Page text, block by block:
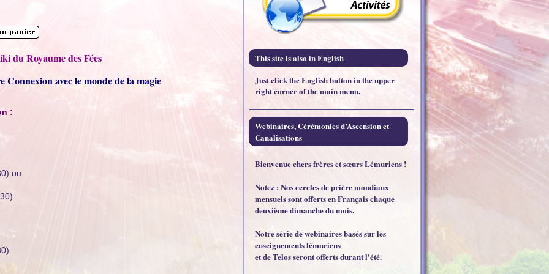
du Royaume des Fées
avec le monde de la magie
:
ou
This site is also in English
Just click the English button in the upper
right corner of the main menu.
Webinaires, Cérémonies d’Ascension et
Canalisations
Bienvenue chers frères et sœurs Lémuriens !
Notez : Nos cercles de prière mondiaux
mensuels sont offerts en Français chaque
deuxième dimanche du mois.
Notre série de webinaires basés sur les
enseignements lémuriens
et de Telos seront offerts durant l'été.